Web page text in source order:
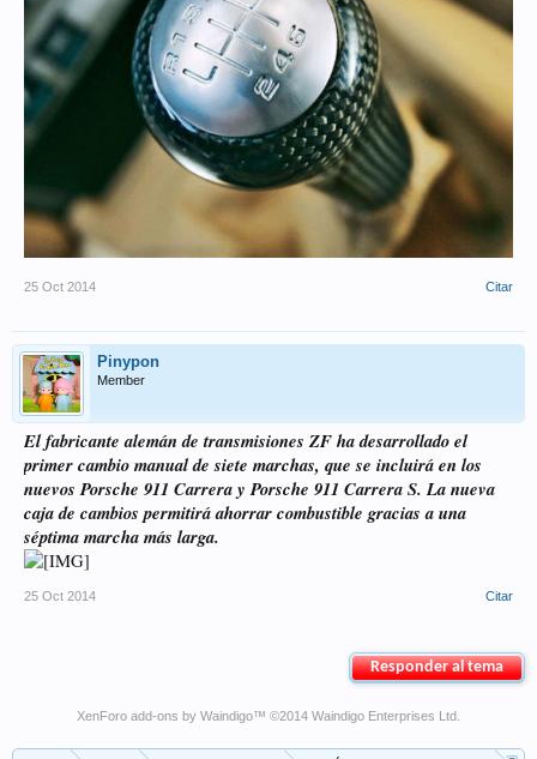
25 Oct 2014 Citar
Pinypon
Member
El fabricante alemán de transmisiones ZF ha desarrollado el
primer cambio manual de siete marchas, que se incluirá en los
nuevos Porsche 911 Carrera y Porsche 911 Carrera S. La nueva
caja de cambios permitirá ahorrar combustible gracias a una
séptima marcha más larga.
25 Oct 2014 Citar
Responder al tema
XenForo add-ons by Waindigo™ ©2014 Waindigo Enterprises Ltd